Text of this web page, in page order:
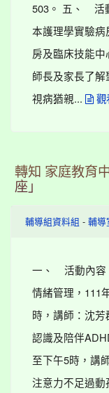
503。 五、 活
本護理學實驗
房及臨床技能中
師長及家長了解
視病猶親...
觀
轉知 家庭教育
座」
輔導組資料組 - 輔導
一、 活動內
情緒管理，111
時，講師：沈
認識及陪伴
至下午5時，講
注意力不足過動